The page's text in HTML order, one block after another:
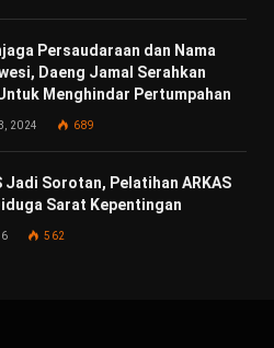
Persaudaraan dan Nama
Daeng Jamal Serahkan
Menghindar Pertumpahan
2024 689
Jadi Sorotan, Pelatihan ARKAS
Sarat Kepentingan
562